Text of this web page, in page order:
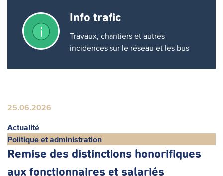
Info trafic
Travaux, chantiers et autres
incidences sur le réseau et les bus
25.06.2026
Actualité
Politique et administration
Remise des distinctions honorifiques
aux fonctionnaires et salariés